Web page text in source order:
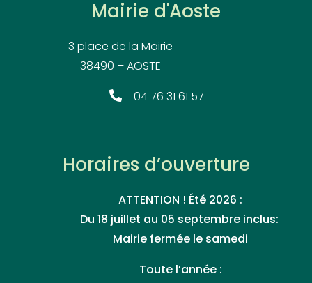
Mairie d'Aoste
3 place de la Mairie
38490 – AOSTE
04 76 31 61 57
Horaires d’ouverture
ATTENTION ! Été 2026 :
Du 18 juillet au 05 septembre inclus:
Mairie fermée le samedi
Toute l’année :